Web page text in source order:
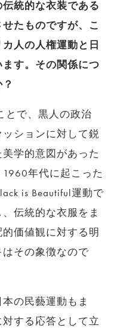
統的な衣装である
たものですが、こ
人の人権運動と日
す。その関係につ
とで、黒人の政治
ションに対して鋭
学的意図があった
年代に起こった
is Beautiful運動で
伝統的な衣服をま
価値観に対する明
その象徴なので
の民藝運動もま
する応答として立